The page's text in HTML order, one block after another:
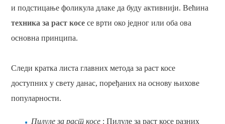
и подстицање фоликула длаке да буду активнији. Већина
техника за раст косе се врти око једног или оба ова
основна принципа.
Следи кратка листа главних метода за раст косе
доступних у свету данас, поређаних на основу њихове
популарности.
Пилуле за раст косе : Пилуле за раст косе разних